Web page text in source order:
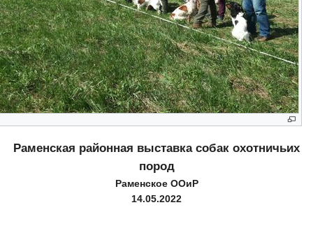
Раменская районная выставка собак охотничьих
пород
Раменское ООиР
14.05.2022